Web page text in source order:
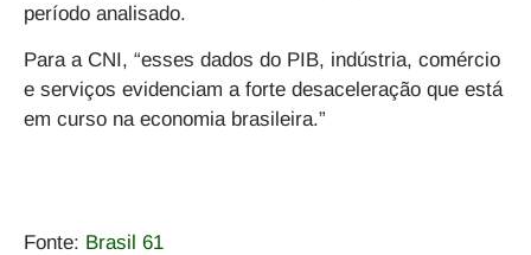
período analisado.
Para a CNI, “esses dados do PIB, indústria, comércio
e serviços evidenciam a forte desaceleração que está
em curso na economia brasileira.”
Fonte: Brasil 61